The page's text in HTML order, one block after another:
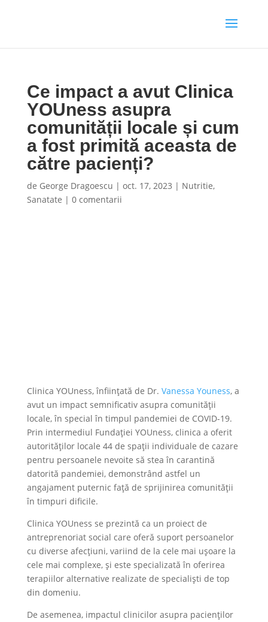
Ce impact a avut Clinica
YOUness asupra
comunității locale și cum
a fost primită aceasta de
către pacienți?
de George Dragoescu | oct. 17, 2023 | Nutritie,
Sanatate | 0 comentarii
Clinica YOUness, înființată de Dr. Vanessa Youness, a
avut un impact semnificativ asupra comunității
locale, în special în timpul pandemiei de COVID-19.
Prin intermediul Fundației YOUness, clinica a oferit
autorităților locale 44 de spații individuale de cazare
pentru persoanele nevoite să stea în carantină
datorită pandemiei, demonstrând astfel un
angajament puternic față de sprijinirea comunității
în timpuri dificile​​.
Clinica YOUness se prezintă ca un proiect de
antreprenoriat social care oferă suport persoanelor
cu diverse afecțiuni, variind de la cele mai ușoare la
cele mai complexe, și este specializată în oferirea
terapiilor alternative realizate de specialiști de top
din domeniu​​.
De asemenea, impactul clinicilor asupra pacienților